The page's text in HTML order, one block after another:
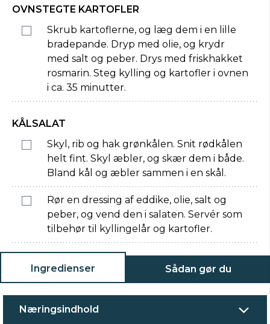
OVNSTEGTE KARTOFLER
Skrub kartoflerne, og læg dem i en lille
bradepande. Dryp med olie, og krydr
med salt og peber. Drys med friskhakket
rosmarin. Steg kylling og kartofler i ovnen
i ca. 35 minutter.
KÅLSALAT
Skyl, rib og hak grønkålen. Snit rødkålen
helt fint. Skyl æbler, og skær dem i både.
Bland kål og æbler sammen i en skål.
Rør en dressing af eddike, olie, salt og
peber, og vend den i salaten. Servér som
tilbehør til kyllingelår og kartofler.
Ingredienser Sådan gør du
Næringsindhold